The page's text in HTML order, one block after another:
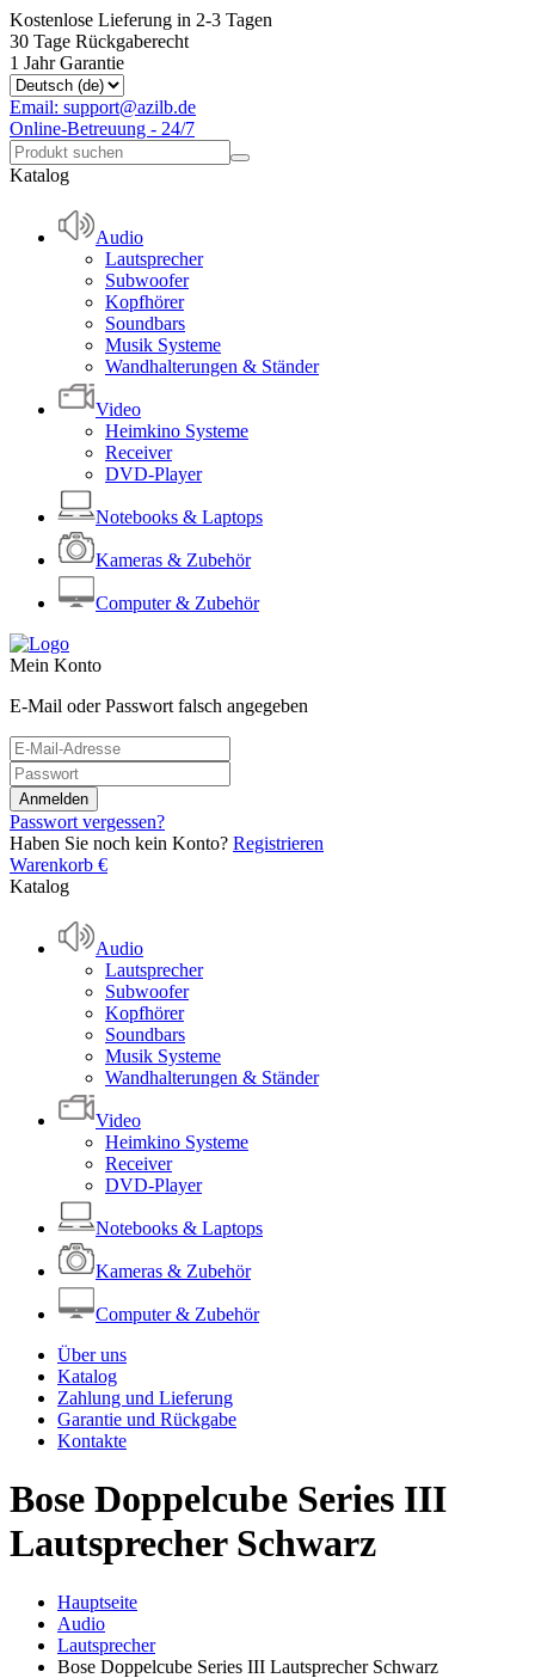
Kostenlose Lieferung in 2-3 Tagen
30 Tage Rückgaberecht
1 Jahr Garantie
Email: support@azilb.de
Online-Betreuung - 24/7
Katalog
Audio
Lautsprecher
Subwoofer
Kopfhörer
Soundbars
Musik Systeme
Wandhalterungen & Ständer
Video
Heimkino Systeme
Receiver
DVD-Player
Notebooks & Laptops
Kameras & Zubehör
Computer & Zubehör
Mein Konto
E-Mail oder Passwort falsch angegeben
Passwort vergessen?
Haben Sie noch kein Konto? Registrieren
Warenkorb €
Katalog
Audio
Lautsprecher
Subwoofer
Kopfhörer
Soundbars
Musik Systeme
Wandhalterungen & Ständer
Video
Heimkino Systeme
Receiver
DVD-Player
Notebooks & Laptops
Kameras & Zubehör
Computer & Zubehör
Über uns
Katalog
Zahlung und Lieferung
Garantie und Rückgabe
Kontakte
Bose Doppelcube Series III
Lautsprecher Schwarz
Hauptseite
Audio
Lautsprecher
Bose Doppelcube Series III Lautsprecher Schwarz